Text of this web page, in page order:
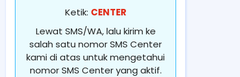
Ketik: CENTER
Lewat SMS/WA, lalu kirim ke
salah satu nomor SMS Center
kami di atas untuk mengetahui
nomor SMS Center yang aktif.